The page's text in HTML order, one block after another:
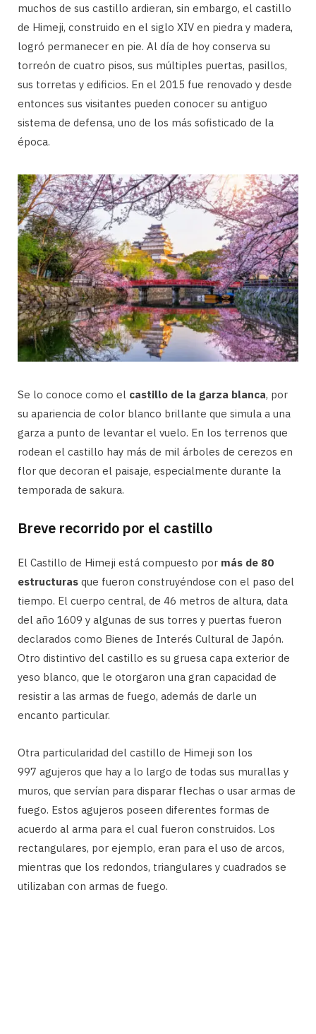
muchos de sus castillo ardieran, sin embargo, el castillo
de Himeji, construido en el siglo XIV en piedra y madera,
logró permanecer en pie. Al día de hoy conserva su
torreón de cuatro pisos, sus múltiples puertas, pasillos,
sus torretas y edificios. En el 2015 fue renovado y desde
entonces sus visitantes pueden conocer su antiguo
sistema de defensa, uno de los más sofisticado de la
época.
Se lo conoce como el castillo de la garza blanca, por
su apariencia de color blanco brillante que simula a una
garza a punto de levantar el vuelo. En los terrenos que
rodean el castillo hay más de mil árboles de cerezos en
flor que decoran el paisaje, especialmente durante la
temporada de sakura.
Breve recorrido por el castillo
El Castillo de Himeji está compuesto por más de 80
estructuras que fueron construyéndose con el paso del
tiempo. El cuerpo central, de 46 metros de altura, data
del año 1609 y algunas de sus torres y puertas fueron
declarados como Bienes de Interés Cultural de Japón.
Otro distintivo del castillo es su gruesa capa exterior de
yeso blanco, que le otorgaron una gran capacidad de
resistir a las armas de fuego, además de darle un
encanto particular.
Otra particularidad del castillo de Himeji son los
997 agujeros que hay a lo largo de todas sus murallas y
muros, que servían para disparar flechas o usar armas de
fuego. Estos agujeros poseen diferentes formas de
acuerdo al arma para el cual fueron construidos. Los
rectangulares, por ejemplo, eran para el uso de arcos,
mientras que los redondos, triangulares y cuadrados se
utilizaban con armas de fuego.